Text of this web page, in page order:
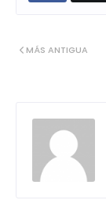
MÁS ANTIGUA